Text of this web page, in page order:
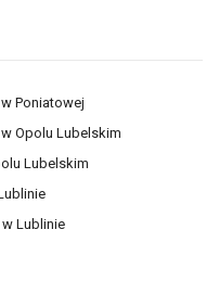
Poniatowej
Opolu Lubelskim
Lubelskim
Lublinie